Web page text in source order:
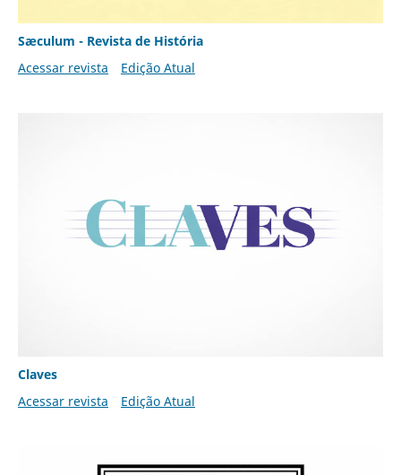
Sæculum - Revista de História
Acessar revista
Edição Atual
Claves
Acessar revista
Edição Atual